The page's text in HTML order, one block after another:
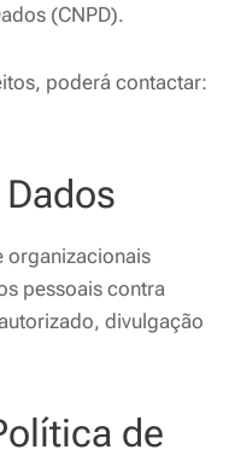
(CNPD).
poderá contactar:
organizacionais
pessoais contra
divulgação
de